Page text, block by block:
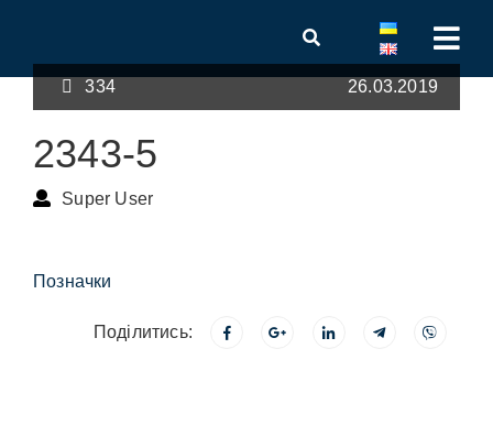
334 26.03.2019
2343-5
Super User
Позначки
Поділитись: